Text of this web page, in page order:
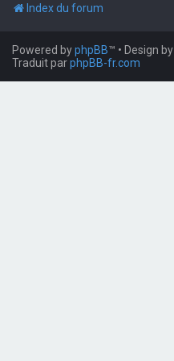
Index du forum
Powered byphpBB™ • Design by
Traduit parphpBB-fr.com